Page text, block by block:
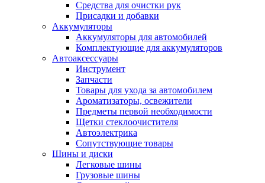
Средства для очистки рук
Присадки и добавки
Аккумуляторы
Аккумуляторы для автомобилей
Комплектующие для аккумуляторов
Автоаксессуары
Инструмент
Запчасти
Товары для ухода за автомобилем
Ароматизаторы, освежители
Предметы первой необходимости
Щетки стеклоочистителя
Автоэлектрика
Сопутствующие товары
Шины и диски
Легковые шины
Грузовые шины